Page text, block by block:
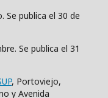
Se publica el 30 de
Se publica el 31
, Portoviejo,
y Avenida